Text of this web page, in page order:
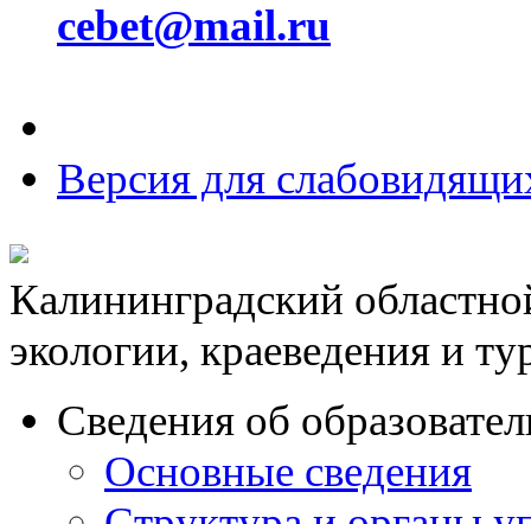
cebet@mail.ru
Версия для
Калининградский
экологии, краеведения и
Сведения об
Основные сведения